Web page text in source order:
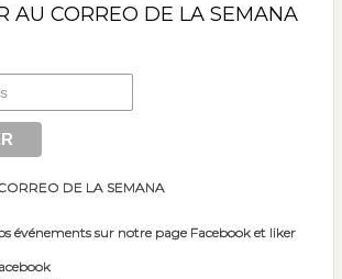
AU CORREO DE LA SEMANA
DE LA SEMANA
événements sur notre page Facebook et liker